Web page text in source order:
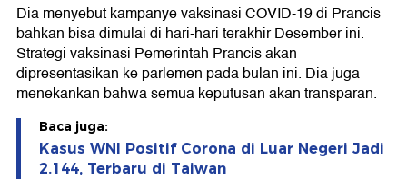
Dia menyebut kampanye vaksinasi COVID-19 di Prancis
bahkan bisa dimulai di hari-hari terakhir Desember ini.
Strategi vaksinasi Pemerintah Prancis akan
dipresentasikan ke parlemen pada bulan ini. Dia juga
menekankan bahwa semua keputusan akan transparan.
Baca juga:
Kasus WNI Positif Corona di Luar Negeri Jadi
2.144, Terbaru di Taiwan